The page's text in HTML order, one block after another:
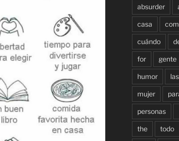
absurder
casa
cuándo
for gente
humor las
mujer
personas
the todo